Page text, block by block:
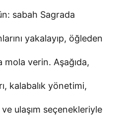
sabah Sagrada
yakalayıp, öğleden
mola verin. Aşağıda,
kalabalık yönetimi,
ulaşım seçenekleriyle